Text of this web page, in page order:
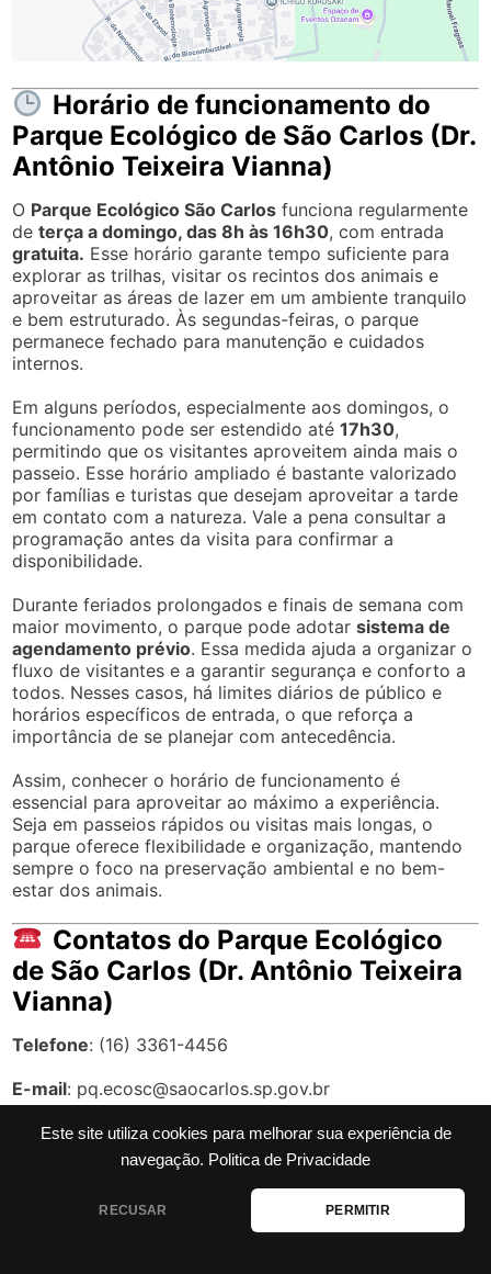
Este site utiliza cookies para melhorar sua experiência de
navegação. Politica de Privacidade
RECUSAR PERMITIR
Horário de funcionamento do
Parque Ecológico de São Carlos (Dr.
Antônio Teixeira Vianna)
O Parque Ecológico São Carlos funciona regularmente
deterça a domingo, das 8h às 16h30, com entrada
gratuita. Esse horário garante tempo suficiente para
explorar as trilhas, visitar os recintos dos animais e
aproveitar as áreas de lazer em um ambiente tranquilo
e bem estruturado. Às segundas-feiras, o parque
permanece fechado para manutenção e cuidados
internos.
Em alguns períodos, especialmente aos domingos, o
funcionamento pode ser estendido até17h30,
permitindo que os visitantes aproveitem ainda mais o
passeio. Esse horário ampliado é bastante valorizado
por famílias e turistas que desejam aproveitar a tarde
em contato com a natureza. Vale a pena consultar a
programação antes da visita para confirmar a
disponibilidade.
Durante feriados prolongados e finais de semana com
maior movimento, o parque pode adotarsistema de
agendamento prévio. Essa medida ajuda a organizar o
fluxo de visitantes e a garantir segurança e conforto a
todos. Nesses casos, há limites diários de público e
horários específicos de entrada, o que reforça a
importância de se planejar com antecedência.
Assim, conhecer o horário de funcionamento é
essencial para aproveitar ao máximo a experiência.
Seja em passeios rápidos ou visitas mais longas, o
parque oferece flexibilidade e organização, mantendo
sempre o foco na preservação ambiental e no bem-
estar dos animais.
Contatos do Parque Ecológico
de São Carlos (Dr. Antônio Teixeira
Vianna)
Telefone: (16) 3361-4456
E-mail: pq.ecosc@saocarlos.sp.gov.br
Endereço do Parque Ecológico
de São Carlos (Dr. Antônio Teixeira
Vianna)